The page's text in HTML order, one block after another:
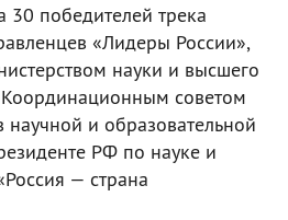
30 победителей трека
«Лидеры России»,
науки и высшего
советом
и образовательной
РФ по науке и
— страна